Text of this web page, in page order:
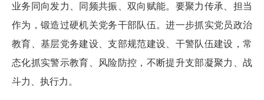
业务同向发力、同频共振、双向赋能。要聚力传承、担当
作为，锻造过硬机关党务干部队伍。进一步抓实党员政治
教育、基层党务建设、支部规范建设、干警队伍建设，常
态化抓实警示教育、风险防控，不断提升支部凝聚力、战
斗力、执行力。